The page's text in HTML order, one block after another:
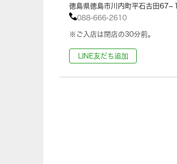
徳島県徳島市川内町平石古田67−１
088-666-2610
※ご入店は閉店の30分前。
LINE友だち追加